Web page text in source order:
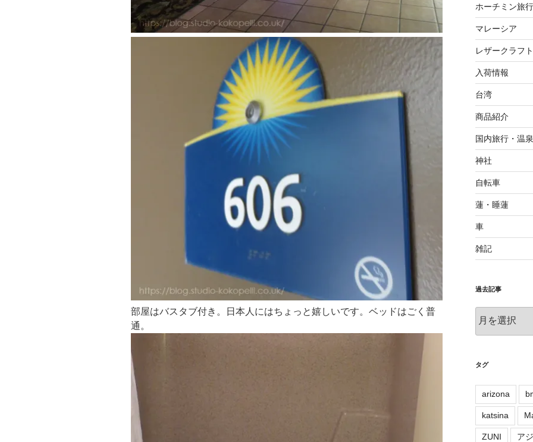
部屋はバスタブ付き。日本人にはちょっと嬉しいです。ベッドはごく普
通。
ホーチミン旅
マレーシア
レザークラフト
入荷情報
台湾
商品紹介
国内旅行・温泉
神社
自転車
蓮・睡蓮
車
雑記
過去記事
去
タグ
arizona
katsina
ZUNI ア